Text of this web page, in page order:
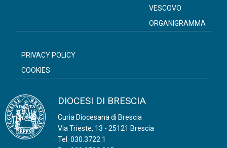
DIOCESI DI BRESCIA
Curia Diocesana di Brescia
Via Trieste, 13 - 25121 Brescia
Tel. 030.3722.1
VESCOVO
ORGANIGRAMMA
PRIVACY POLICY
COOKIES